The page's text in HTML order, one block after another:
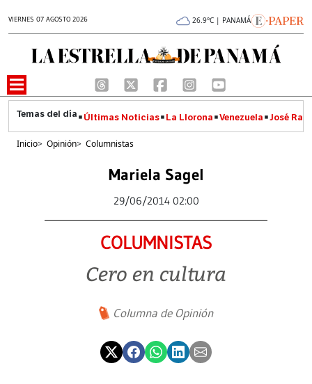
VIERNES 07 AGOSTO 2026 26.9°C | PANAMÁ
Últimas Noticias La Llorona Venezuela José
Inicio> Opinión> Columnistas
Mariela Sagel
29/06/2014 02:00
COLUMNISTAS
Cero en cultura
Columna de Opinión